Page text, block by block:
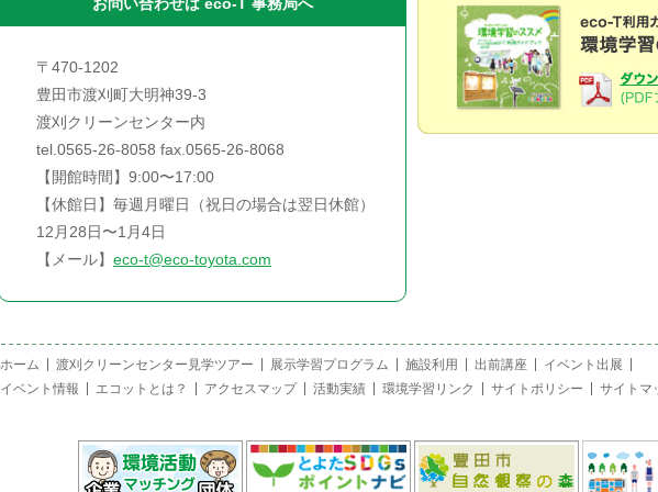
〒470-1202
豊田市渡刈町大明神39-3
渡刈クリーンセンター内
tel.0565-26-8058 fax.0565-26-8068
【開館時間】9:00〜17:00
【休館日】毎週月曜日（祝日の場合は翌日休館）
12月28日〜1月4日
【メール】 eco-t@eco-toyota.com
ホーム 渡刈クリーンセンター見学ツアー 展示学習プログラム 施設利用 出前講座
イベント出展
イベント情報
エコットとは？ アクセスマップ 活動実績 環境学習リンク サイトポリシー サイトマ